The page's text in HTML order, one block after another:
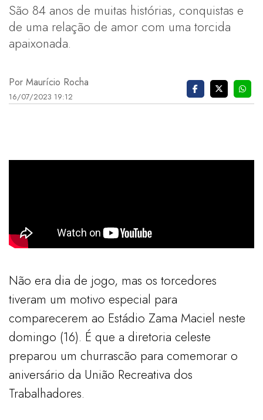
São 84 anos de muitas histórias, conquistas e
de uma relação de amor com uma torcida
apaixonada.
Por Maurício Rocha
16/07/2023 19:12
Não era dia de jogo, mas os torcedores
tiveram um motivo especial para
comparecerem ao Estádio Zama Maciel neste
domingo (16). É que a diretoria celeste
preparou um churrascão para comemorar o
aniversário da União Recreativa dos
Trabalhadores.